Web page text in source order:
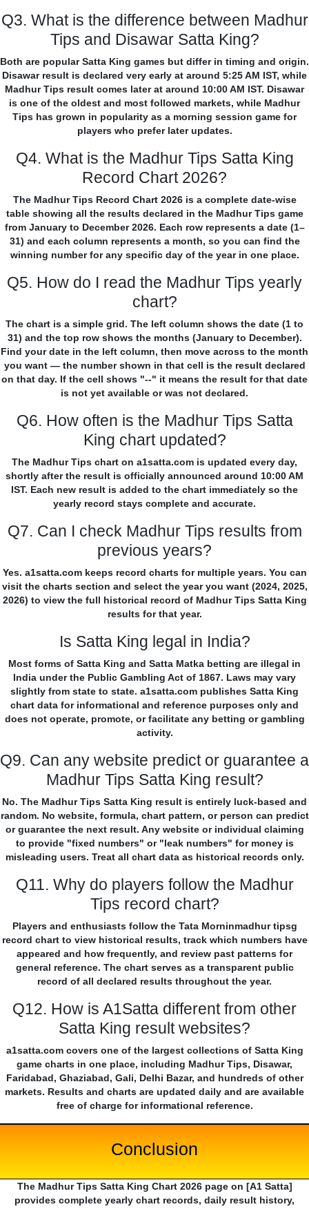
Q3. What is the difference between Madhur
Tips and Disawar Satta King?
Both are popular Satta King games but differ in timing and origin.
Disawar result is declared very early at around 5:25 AM IST, while
Madhur Tips result comes later at around 10:00 AM IST. Disawar
is one of the oldest and most followed markets, while Madhur
Tips has grown in popularity as a morning session game for
players who prefer later updates.
Q4. What is the Madhur Tips Satta King
Record Chart 2026?
The Madhur Tips Record Chart 2026 is a complete date-wise
table showing all the results declared in the Madhur Tips game
from January to December 2026. Each row represents a date (1–
31) and each column represents a month, so you can find the
winning number for any specific day of the year in one place.
Q5. How do I read the Madhur Tips yearly
chart?
The chart is a simple grid. The left column shows the date (1 to
31) and the top row shows the months (January to December).
Find your date in the left column, then move across to the month
you want — the number shown in that cell is the result declared
on that day. If the cell shows "--" it means the result for that date
is not yet available or was not declared.
Q6. How often is the Madhur Tips Satta
King chart updated?
The Madhur Tips chart on a1satta.com is updated every day,
shortly after the result is officially announced around 10:00 AM
IST. Each new result is added to the chart immediately so the
yearly record stays complete and accurate.
Q7. Can I check Madhur Tips results from
previous years?
Yes. a1satta.com keeps record charts for multiple years. You can
visit the charts section and select the year you want (2024, 2025,
2026) to view the full historical record of Madhur Tips Satta King
results for that year.
Is Satta King legal in India?
Most forms of Satta King and Satta Matka betting are illegal in
India under the Public Gambling Act of 1867. Laws may vary
slightly from state to state. a1satta.com publishes Satta King
chart data for informational and reference purposes only and
does not operate, promote, or facilitate any betting or gambling
activity.
Q9. Can any website predict or guarantee a
Madhur Tips Satta King result?
No. The Madhur Tips Satta King result is entirely luck-based and
random. No website, formula, chart pattern, or person can predict
or guarantee the next result. Any website or individual claiming
to provide "fixed numbers" or "leak numbers" for money is
misleading users. Treat all chart data as historical records only.
Q11. Why do players follow the Madhur
Tips record chart?
Players and enthusiasts follow the Tata Morninmadhur tipsg
record chart to view historical results, track which numbers have
appeared and how frequently, and review past patterns for
general reference. The chart serves as a transparent public
record of all declared results throughout the year.
Q12. How is A1Satta different from other
Satta King result websites?
a1satta.com covers one of the largest collections of Satta King
game charts in one place, including Madhur Tips, Disawar,
Faridabad, Ghaziabad, Gali, Delhi Bazar, and hundreds of other
markets. Results and charts are updated daily and are available
free of charge for informational reference.
Conclusion
The Madhur Tips Satta King Chart 2026 page on [A1 Satta]
provides complete yearly chart records, daily result history,